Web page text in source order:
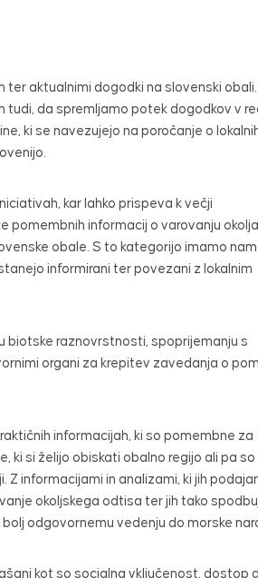
ter aktualnimi dogodki na slovenski
tudi, da spremljamo potek dogodkov v
ki se navezujejo na poročanje o
kar lahko prispeva k večji
pomembnih informacij o varovanju
obale. S to kategorijo imamo
informirani ter povezani z lokalnim
biotske raznovrstnosti, spoprijemanju s
organi za krepitev zavedanja o
informacijah, ki so pomembne za
ki si želijo obiskati obalno regijo ali pa so
informacijami in analizami, ki jih
okoljskega odtisa ter jih tako
odgovornemu vedenju do morske
kot so socialna vključenost, dostop